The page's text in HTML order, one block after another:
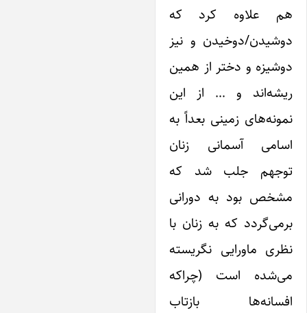
علاوه کرد که
دوخیدن و نیز
و دختر از همین
و … از این
زمینی بعداً به
آسمانی‌ زنان
جلب شد که
بود به دورانی
که به زنان با
ماورایی نگریسته
است (چراکه
بازتاب